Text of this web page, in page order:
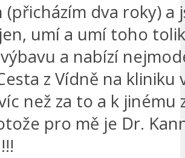
(přicházím dva roky) a
umí a umí toho
a nabízí
z Vídně na kliniku
než za to a k jinému
pro mě je Dr.